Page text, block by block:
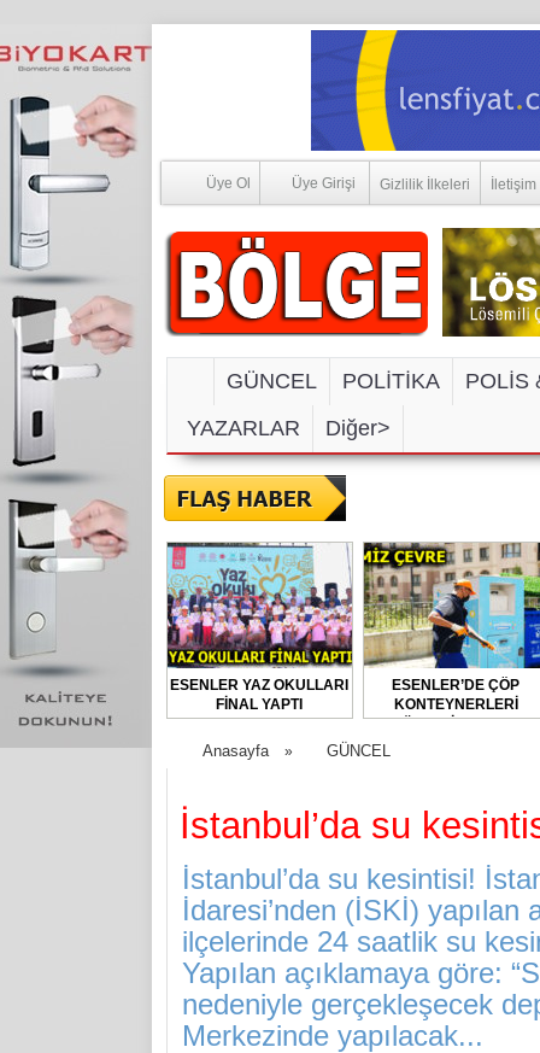
Üye Ol Üye Girişi Gizlilik İlkeleri İletişim
GÜNCEL POLİTİKA
POLİS
YAZARLAR
Diğer>
ESENLER YAZ OKULLARI
FİNAL YAPTI
ESENLER’DE ÇÖP
KONTEYNERLERİ
DÜZENLİ OLARAK
DEZENFEKTE EDİLİYOR
Anasayfa » GÜNCEL
İstanbul’da su
İstanbul’da su kesintisi!
İdaresi’nden (İSKİ) yapılan
ilçelerinde 24 saatlik su
Yapılan açıklamaya göre:
nedeniyle gerçekleşecek
Merkezinde yapılacak...